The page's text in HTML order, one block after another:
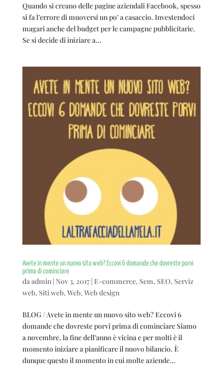
Quando si creano delle pagine aziendali Facebook, spesso
si fa l’errore di muoversi un po’ a casaccio. Investendoci
magari anche del budget per le campagne pubblicitarie.
Se si decide di iniziare a...
Avete in mente un nuovo sito web? Eccovi 6 domande che dovreste porvi
prima di cominciare
daadmin| Nov 3, 2017| E-commerce, Sem, SEO, Serviz
web, Siti web, Web, Web design
BLOG / Avete in mente un nuovo sito web? Eccovi 6
domande che dovreste porvi prima di cominciare Siamo
a novembre, la fine dell’anno è vicina e per molti è il
momento iniziare a pianificare il nuovo bilancio. È
dunque questo il momento in cui molte aziende...